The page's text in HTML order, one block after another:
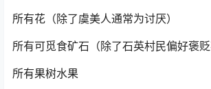
所有花（除了虞美人通常为讨厌）
所有可觅食矿石（除了石英村民偏好褒贬
所有果树水果